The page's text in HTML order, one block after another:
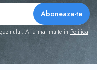
Afla mai multe in Politica